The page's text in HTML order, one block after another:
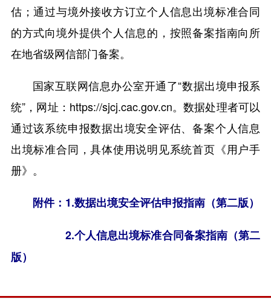
估；通过与境外接收方订立个人信息出境标准合同
的方式向境外提供个人信息的，按照备案指南向所
在地省级网信部门备案。
国家互联网信息办公室开通了“数据出境申报系
统”，网址：https://sjcj.cac.gov.cn。数据处理者可以
通过该系统申报数据出境安全评估、备案个人信息
出境标准合同，具体使用说明见系统首页《用户手
册》。
附件： 1.数据出境安全评估申报指南（第二版）
2.个人信息出境标准合同备案指南（第二
版）